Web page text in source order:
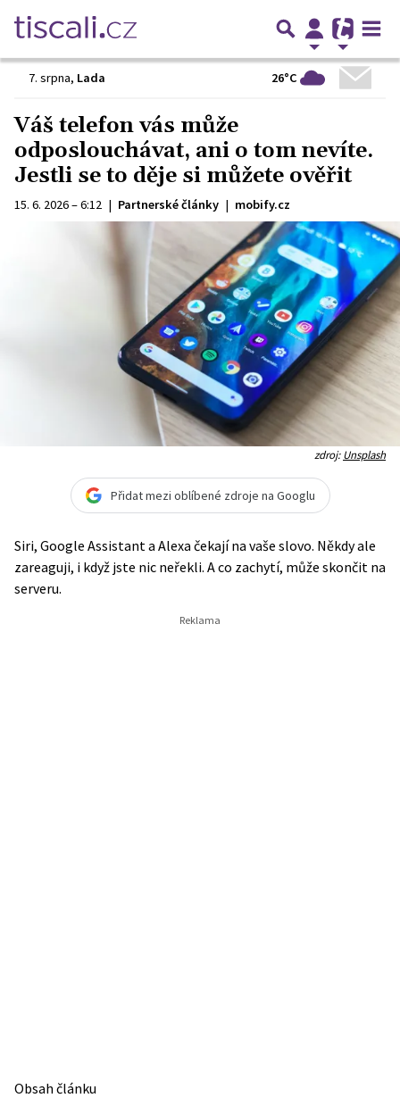
7. srpna, Lada 26°C
Váš telefon vás může
odposlouchávat, ani o tom nevíte.
Jestli se to děje si můžete ověřit
15. 6. 2026 – 6:12 | Partnerské články | mobify.cz
zdroj:Unsplash
Přidat mezi oblíbené zdroje na Googlu
Siri, Google Assistant a Alexa čekají na vaše slovo. Někdy ale
zareaguji, i když jste nic neřekli. A co zachytí, může skončit na
serveru.
Obsah článku